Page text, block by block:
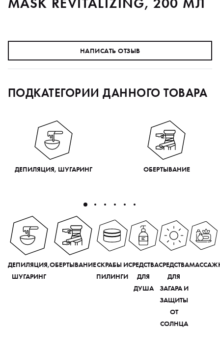
НАПИСАТЬ ОТЗЫВ
ПОДКАТЕГОРИИ ДАННОГО ТОВАРА
ДЕПИЛЯЦИЯ, ШУГАРИНГ ОБЕРТЫВАНИЕ
ДЕПИЛЯЦИЯ,
ШУГАРИНГ
ОБЕРТЫВАНИЕСКРАБЫ И
ПИЛИНГИ
СРЕДСТВА
ДЛЯ
ДУША
СРЕДСТВА
ДЛЯ
ЗАГАРА И
ЗАЩИТЫ
ОТ
СОЛНЦА
МАССАЖ